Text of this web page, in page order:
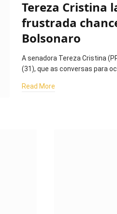
Tereza Cristina
frustrada
Bolsonaro
A senadora Tereza Cristina
(31), que as conversas para
Read More